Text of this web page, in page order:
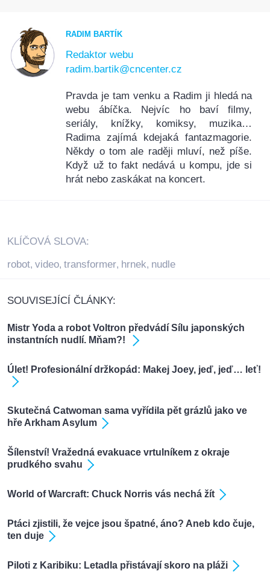
RADIM BARTÍK
Redaktor webu
radim.bartik@cncenter.cz
Pravda je tam venku a Radim ji hledá na
webu ábíčka. Nejvíc ho baví filmy,
seriály, knížky, komiksy, muzika…
Radima zajímá kdejaká fantazmagorie.
Někdy o tom ale raději mluví, než píše.
Když už to fakt nedává u kompu, jde si
hrát nebo zaskákat na koncert.
KLÍČOVÁ SLOVA:
robot, video, transformer, hrnek, nudle
SOUVISEJÍCÍ ČLÁNKY:
Mistr Yoda a robot Voltron předvádí Sílu japonských
instantních nudlí. Mňam?!
Úlet! Profesionální držkopád: Makej Joey, jeď, jeď… leť!
Skutečná Catwoman sama vyřídila pět grázlů jako ve
hře Arkham Asylum
Šílenství! Vražedná evakuace vrtulníkem z okraje
prudkého svahu
World of Warcraft: Chuck Norris vás nechá žít
Ptáci zjistili, že vejce jsou špatné, áno? Aneb kdo čuje,
ten duje
Piloti z Karibiku: Letadla přistávají skoro na pláži